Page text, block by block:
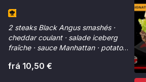
2 steaks Black Angus smashés ·
cheddar coulant · salade iceberg
fraîche · sauce Manhattan · potato
frá 10,50 €